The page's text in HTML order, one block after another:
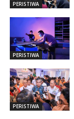
PERISTIWA
PERISTIWA
PERISTIWA